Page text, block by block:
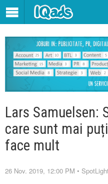
Lars Samuelsen:
care sunt mai
face mult
26 Nov. 2019, 12:00 PM •